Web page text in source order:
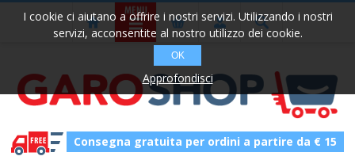
Consegna gratuita per ordini a partire da € 15
I cookie ci aiutano a offrire i nostri servizi. Utilizzando i nostri
servizi, acconsentite al nostro utilizzo dei cookie.
OK
Approfondisci